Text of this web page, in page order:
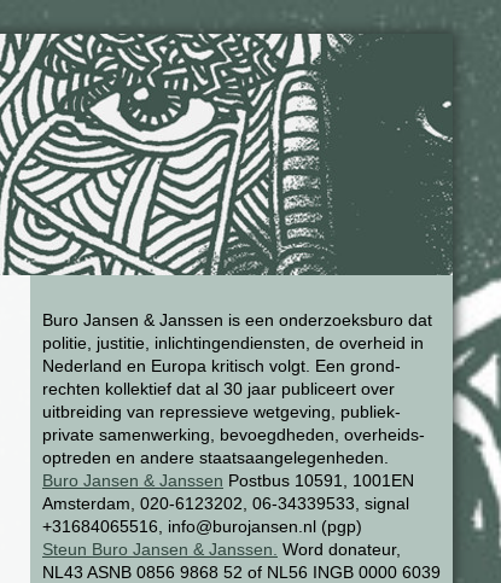
Buro Jansen & Janssen is een onderzoeksburo dat
politie, justitie, inlichtingendiensten, de overheid in
Nederland en Europa kritisch volgt. Een grond-
rechten kollektief dat al 30 jaar publiceert over
uitbreiding van repressieve wetgeving, publiek-
private samenwerking, bevoegdheden, overheids-
optreden en andere staatsaangelegenheden.
Buro Jansen & Janssen Postbus 10591, 1001EN
Amsterdam, 020-6123202, 06-34339533, signal
+31684065516, info@burojansen.nl (pgp)
Steun Buro Jansen & Janssen. Word donateur,
NL43 ASNB 0856 9868 52 of NL56 INGB 0000 6039